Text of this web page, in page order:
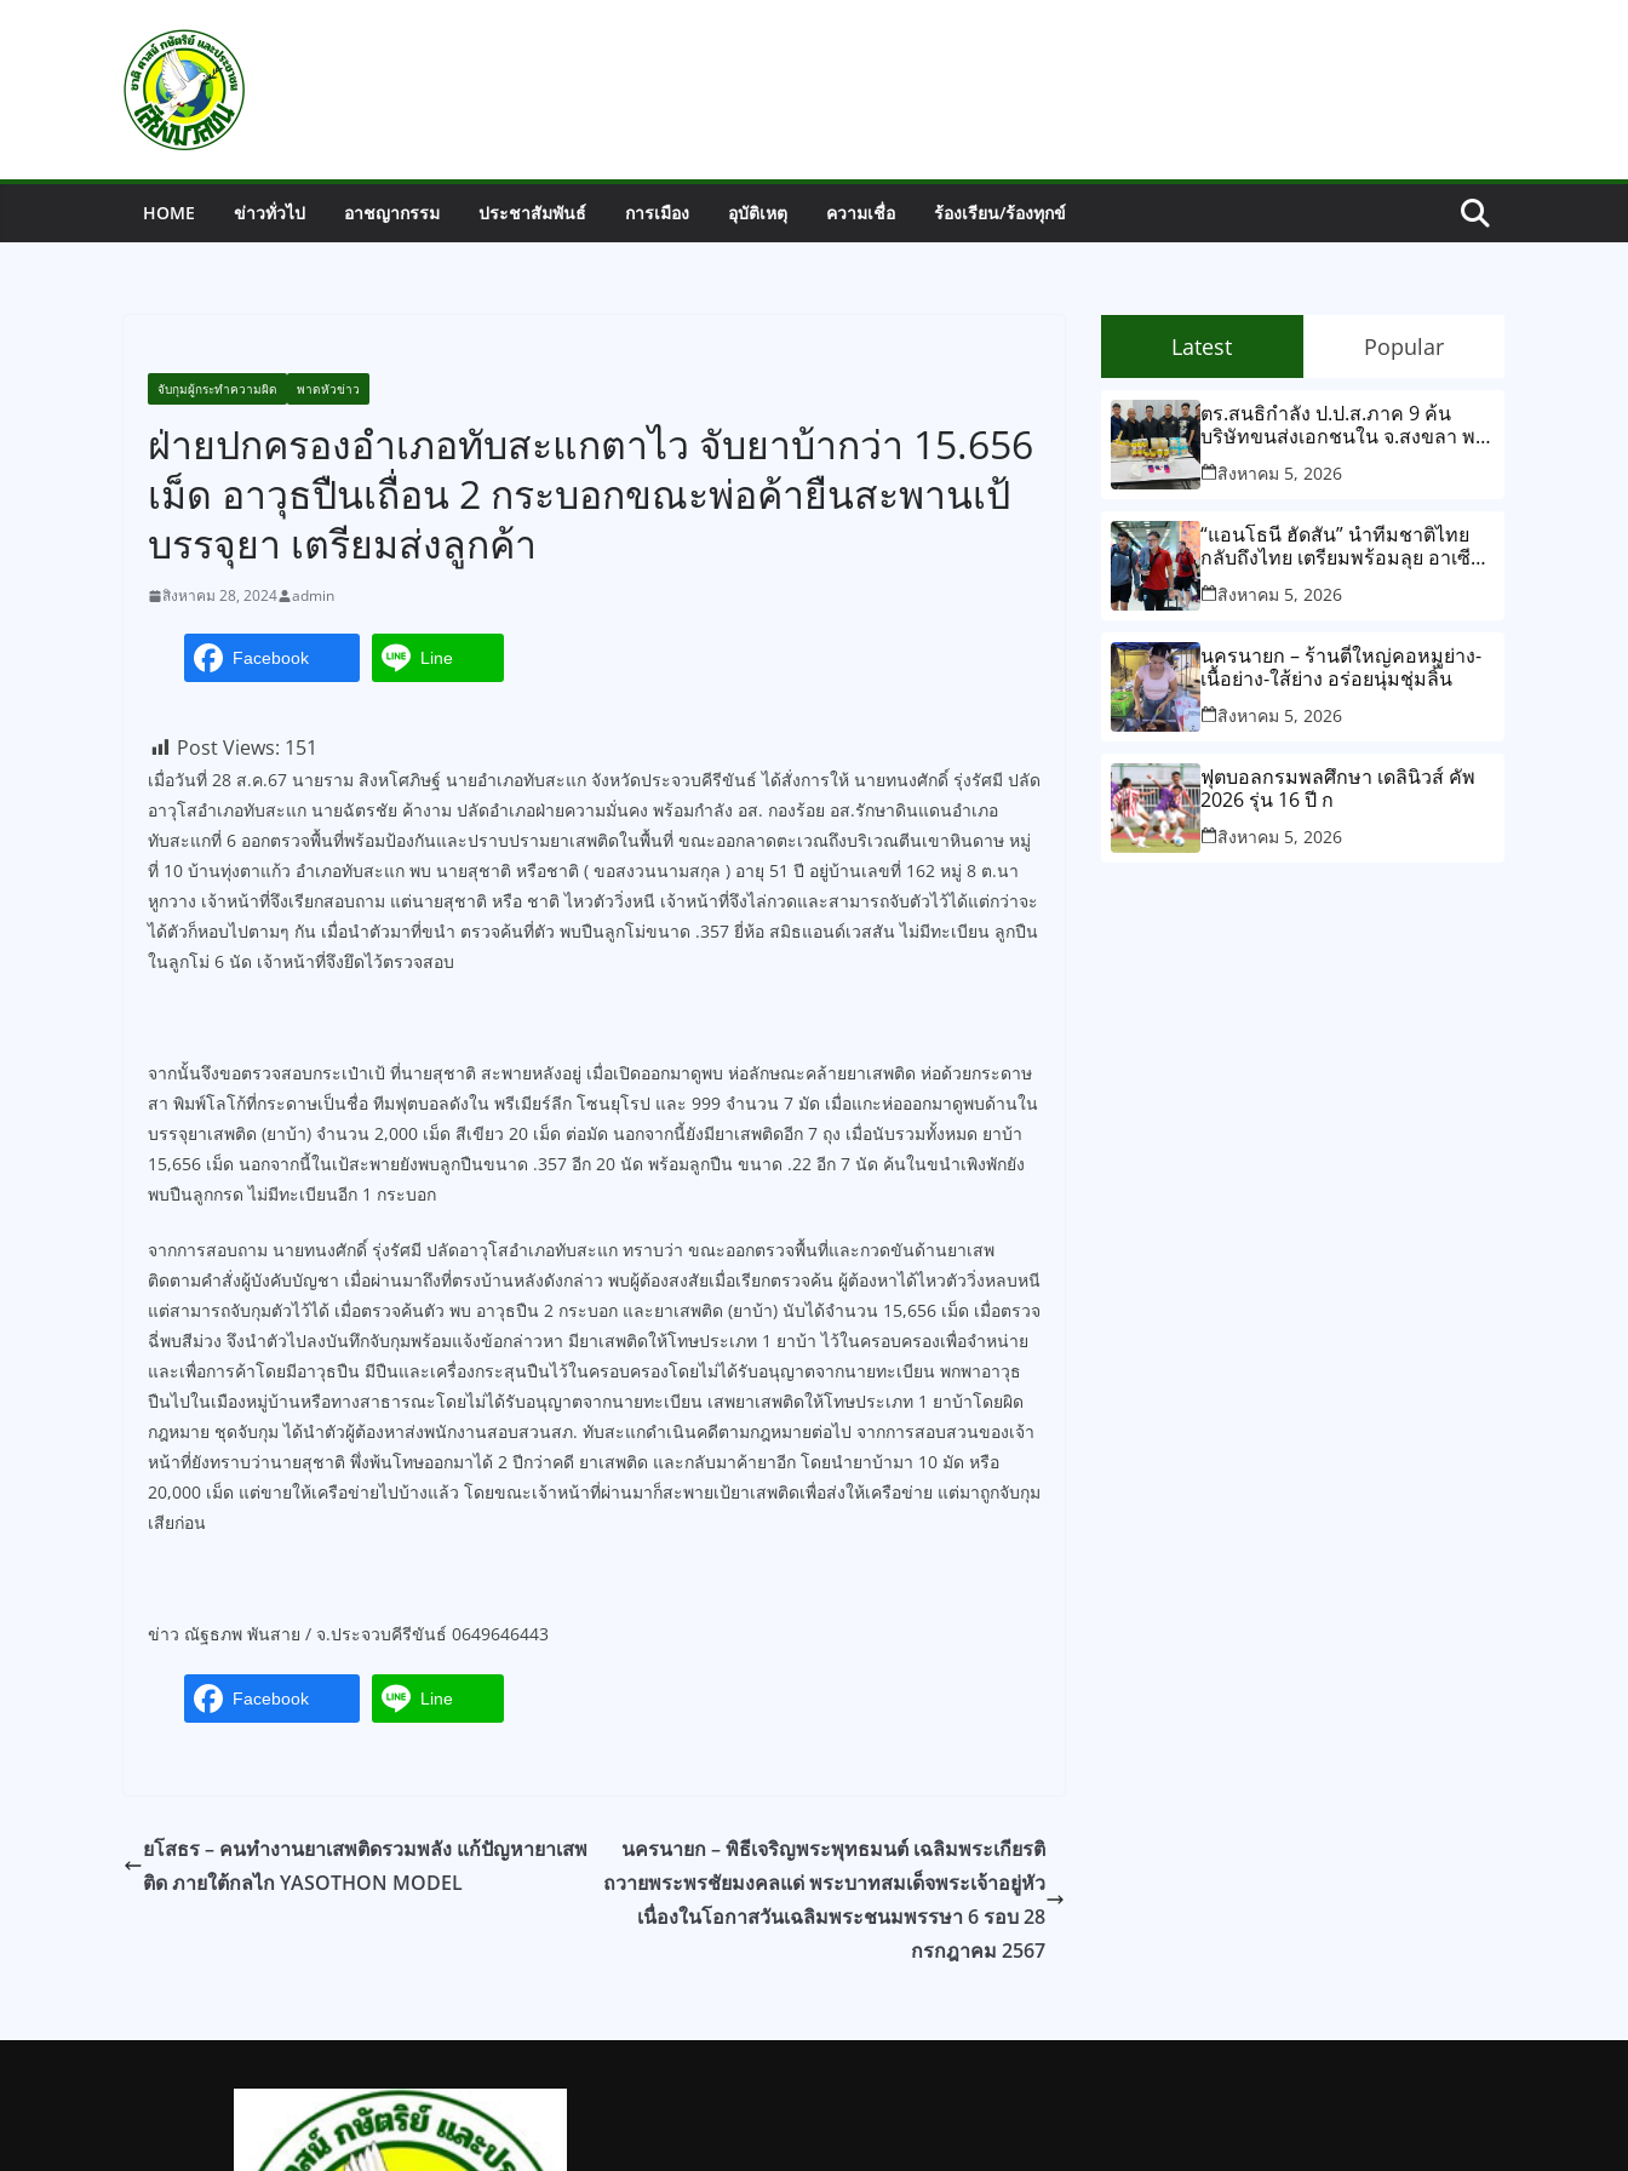
HOME ข่าวทั่วไป อาชญากรรม ประชาสัมพันธ์ การเมือง อุบัติเหตุ ความเชื่อ ร้องเรียน/ร้องทุกข์
จับกุมผู้กระทำความผิด พาดหัวข่าว
ฝ่ายปกครองอำเภอทับสะแกตาไว จับยาบ้ากว่า 15.656
เม็ด อาวุธปืนเถื่อน 2 กระบอกขณะพ่อค้ายืนสะพานเป้
บรรจุยา เตรียมส่งลูกค้า
สิงหาคม 28, 2024 admin
Facebook Line
Post Views: 151
เมื่อวันที่ 28 ส.ค.67 นายราม สิงหโศภิษฐ์ นายอำเภอทับสะแก จังหวัดประจวบคีรีขันธ์ ได้สั่งการให้ นายทนงศักดิ์ รุ่งรัศมี ปลัด
อาวุโสอำเภอทับสะแก นายฉัตรชัย ค้างาม ปลัดอำเภอฝ่ายความมั่นคง พร้อมกำลัง อส. กองร้อย อส.รักษาดินแดนอำเภอ
ทับสะแกที่ 6 ออกตรวจพื้นที่พร้อมป้องกันและปราบปรามยาเสพติดในพื้นที่ ขณะออกลาดตะเวณถึงบริเวณตีนเขาหินดาษ หมู่
ที่ 10 บ้านทุ่งตาแก้ว อำเภอทับสะแก พบ นายสุชาติ หรือชาติ ( ขอสงวนนามสกุล ) อายุ 51 ปี อยู่บ้านเลขที่ 162 หมู่ 8 ต.นา
หูกวาง เจ้าหน้าที่จึงเรียกสอบถาม แต่นายสุชาติ หรือ ชาติ ไหวตัววิ่งหนี เจ้าหน้าที่จึงไล่กวดและสามารถจับตัวไว้ได้แต่กว่าจะ
ได้ตัวก็หอบไปตามๆ กัน เมื่อนำตัวมาที่ขนำ ตรวจค้นที่ตัว พบปืนลูกโม่ขนาด .357 ยี่ห้อ สมิธแอนด์เวสสัน ไม่มีทะเบียน ลูกปืน
ในลูกโม่ 6 นัด เจ้าหน้าที่จึงยึดไว้ตรวจสอบ
จากนั้นจึงขอตรวจสอบกระเป๋าเป้ ที่นายสุชาติ สะพายหลังอยู่ เมื่อเปิดออกมาดูพบ ห่อลักษณะคล้ายยาเสพติด ห่อด้วยกระดาษ
สา พิมพ์โลโก้ที่กระดาษเป็นชื่อ ทีมฟุตบอลดังใน พรีเมียร์ลีก โซนยุโรป และ 999 จำนวน 7 มัด เมื่อแกะห่อออกมาดูพบด้านใน
บรรจุยาเสพติด (ยาบ้า) จำนวน 2,000 เม็ด สีเขียว 20 เม็ด ต่อมัด นอกจากนี้ยังมียาเสพติดอีก 7 ถุง เมื่อนับรวมทั้งหมด ยาบ้า
15,656 เม็ด นอกจากนี้ในเป้สะพายยังพบลูกปืนขนาด .357 อีก 20 นัด พร้อมลูกปืน ขนาด .22 อีก 7 นัด ค้นในขนำเพิงพักยัง
พบปืนลูกกรด ไม่มีทะเบียนอีก 1 กระบอก
จากการสอบถาม นายทนงศักดิ์ รุ่งรัศมี ปลัดอาวุโสอำเภอทับสะแก ทราบว่า ขณะออกตรวจพื้นที่และกวดขันด้านยาเสพ
ติดตามคำสั่งผู้บังคับบัญชา เมื่อผ่านมาถึงที่ตรงบ้านหลังดังกล่าว พบผู้ต้องสงสัยเมื่อเรียกตรวจค้น ผู้ต้องหาได้ไหวตัววิ่งหลบหนี
แต่สามารถจับกุมตัวไว้ได้ เมื่อตรวจค้นตัว พบ อาวุธปืน 2 กระบอก และยาเสพติด (ยาบ้า) นับได้จำนวน 15,656 เม็ด เมื่อตรวจ
ฉี่พบสีม่วง จึงนำตัวไปลงบันทึกจับกุมพร้อมแจ้งข้อกล่าวหา มียาเสพติดให้โทษประเภท 1 ยาบ้า ไว้ในครอบครองเพื่อจำหน่าย
และเพื่อการค้าโดยมีอาวุธปืน มีปืนและเครื่องกระสุนปืนไว้ในครอบครองโดยไม่ได้รับอนุญาตจากนายทะเบียน พกพาอาวุธ
ปืนไปในเมืองหมู่บ้านหรือทางสาธารณะโดยไม่ได้รับอนุญาตจากนายทะเบียน เสพยาเสพติดให้โทษประเภท 1 ยาบ้าโดยผิด
กฎหมาย ชุดจับกุม ได้นำตัวผู้ต้องหาส่งพนักงานสอบสวนสภ. ทับสะแกดำเนินคดีตามกฎหมายต่อไป จากการสอบสวนของเจ้า
หน้าที่ยังทราบว่านายสุชาติ พึ่งพ้นโทษออกมาได้ 2 ปีกว่าคดี ยาเสพติด และกลับมาค้ายาอีก โดยนำยาบ้ามา 10 มัด หรือ
20,000 เม็ด แต่ขายให้เครือข่ายไปบ้างแล้ว โดยขณะเจ้าหน้าที่ผ่านมาก็สะพายเป้ยาเสพติดเพื่อส่งให้เครือข่าย แต่มาถูกจับกุม
เสียก่อน
ข่าว ณัฐธภพ พันสาย / จ.ประจวบคีรีขันธ์ 0649646443
Facebook Line
ยโสธร – คนทำงานยาเสพติดรวมพลัง แก้ปัญหายาเสพ
ติด ภายใต้กลไก YASOTHON MODEL
นครนายก – พิธีเจริญพระพุทธมนต์ เฉลิมพระเกียรติ
ถวายพระพรชัยมงคลแด่ พระบาทสมเด็จพระเจ้าอยู่หัว
เนื่องในโอกาสวันเฉลิมพระชนมพรรษา 6 รอบ 28
กรกฎาคม 2567
Latest Popular
ตร.สนธิกำลัง ป.ป.ส.ภาค 9 ค้น
บริษัทขนส่งเอกชนใน จ.สงขลา พบ
ยาบ้าซุกซ่อนกระป๋องเงาะแปรรูป
ยึดของกลางกว่า 268,000 เม็ด
สิงหาคม 5, 2026
“แอนโธนี ฮัดสัน” นำทีมชาติไทย
กลับถึงไทย เตรียมพร้อมลุย อาเซียน
คัพ 2026 นัดเจอ เมียนมา
สิงหาคม 5, 2026
นครนายก – ร้านตี๋ใหญ่คอหมูย่าง-
เนื้อย่าง-ใส้ย่าง อร่อยนุ่มชุ่มลิ้น
สิงหาคม 5, 2026
ฟุตบอลกรมพลศึกษา เดลินิวส์ คัพ
2026 รุ่น 16 ปี ก
สิงหาคม 5, 2026